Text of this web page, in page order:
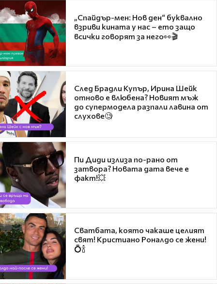
„Спайдър-мен: Нов ден“ буквално
взриви кината у нас – ето защо
всички говорят за него👀🎬
След Брадли Купър, Ирина Шейк
отново е влюбена? Новият мъж
до супермодела разпали лавина от
слухове🧐
Пи Диди излиза по-рано от
затвора? Новата дата вече е
факт!💥
Сватбата, която чакаше целият
свят! Кристиано Роналдо се жени!
💍🍾